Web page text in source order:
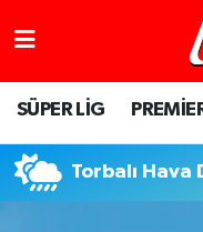
SÜPER LİG
Torbalı Hava